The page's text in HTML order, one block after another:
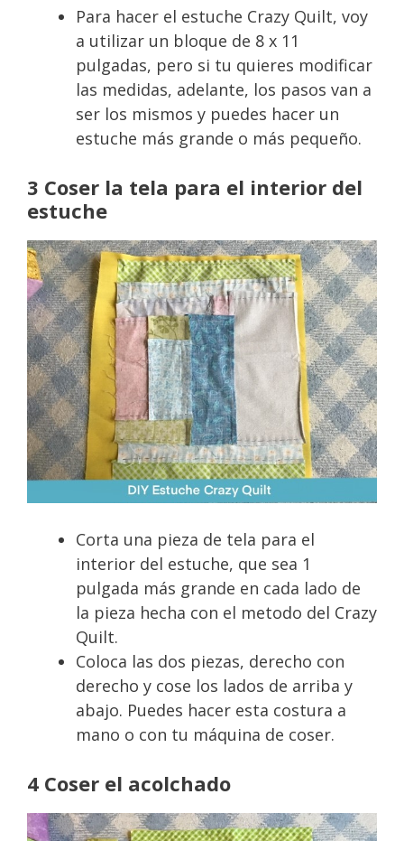
Para hacer el estuche Crazy Quilt, voy
a utilizar un bloque de 8 x 11
pulgadas, pero si tu quieres modificar
las medidas, adelante, los pasos van a
ser los mismos y puedes hacer un
estuche más grande o más pequeño.
3 Coser la tela para el interior del
estuche
Corta una pieza de tela para el
interior del estuche, que sea 1
pulgada más grande en cada lado de
la pieza hecha con el metodo del Crazy
Quilt.
Coloca las dos piezas, derecho con
derecho y cose los lados de arriba y
abajo. Puedes hacer esta costura a
mano o con tu máquina de coser.
4 Coser el acolchado